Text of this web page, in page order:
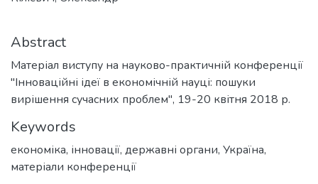
Abstract
Матеріал виступу на науково-практичній конференції
"Інноваційні ідеї в економічній науці: пошуки
вирішення сучасних проблем", 19-20 квітня 2018 р.
Keywords
економіка, інновації, державні органи, Україна,
матеріали конференції